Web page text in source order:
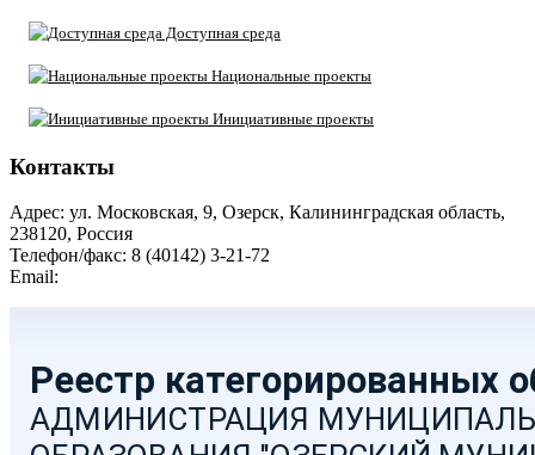
Доступная среда
Национальные проекты
Инициативные проекты
Контакты
Адрес: ул. Московская, 9, Озерск, Калининградская область,
238120, Россия
Телефон/факс: 8 (40142) 3-21-72
Email: